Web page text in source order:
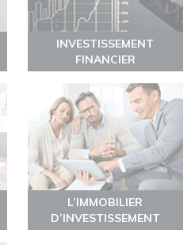
INVESTISSEMENT
FINANCIER
L’IMMOBILIER
D’INVESTISSEMENT